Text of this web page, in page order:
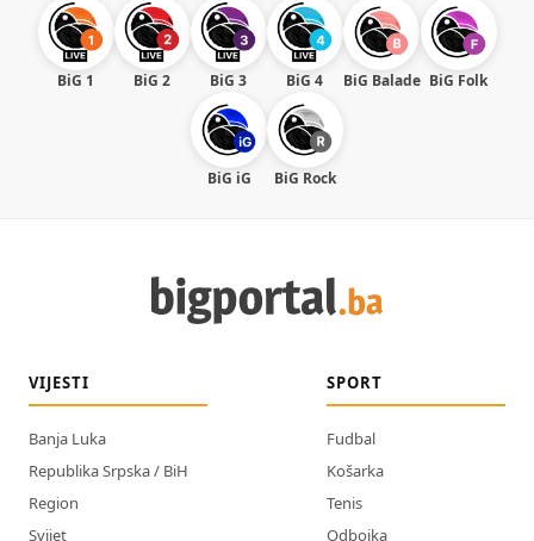
BiG 1 BiG 2 BiG 3 BiG 4 BiG Balade BiG Folk
BiG iG BiG Rock
VIJESTI
Banja Luka
Republika Srpska / BiH
Region
Svijet
SPORT
Fudbal
Košarka
Tenis
Odbojka